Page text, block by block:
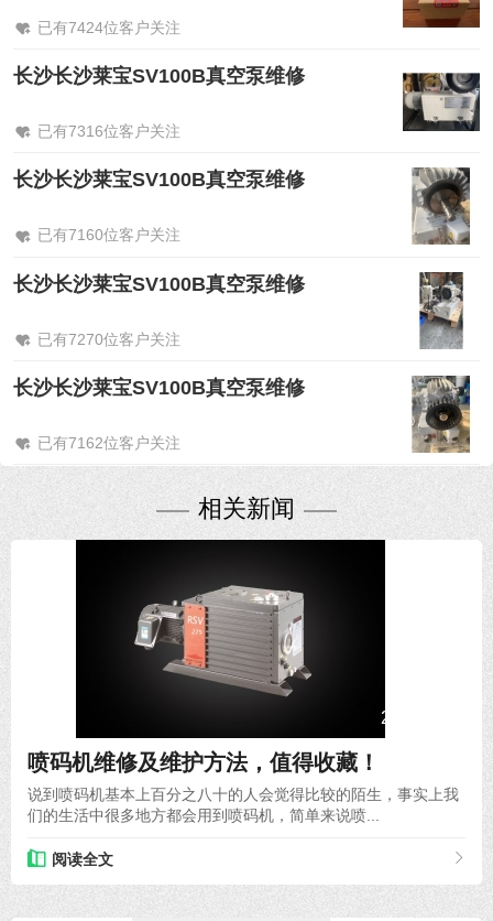
已有7424位客户关注
长沙长沙莱宝SV100B真空泵维修
已有7316位客户关注
长沙长沙莱宝SV100B真空泵维修
已有7160位客户关注
长沙长沙莱宝SV100B真空泵维修
已有7270位客户关注
长沙长沙莱宝SV100B真空泵维修
已有7162位客户关注
相关新闻
2020-12-31
喷码机维修及维护方法，值得收藏！
说到喷码机基本上百分之八十的人会觉得比较的陌生，事实上我
们的生活中很多地方都会用到喷码机，简单来说喷...
阅读全文